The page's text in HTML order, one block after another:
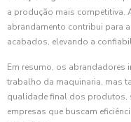
a produção mais competitiva.
abrandamento contribui para
acabados, elevando a
Em resumo, os
trabalho da maquinaria, mas
qualidade final dos produtos,
empresas que buscam